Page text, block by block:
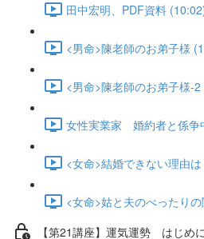
田中宏明、PDF資料
<男命>陳老師のお弟子様
<男命>陳老師のお弟子様-
女性実業家 婚約者と係争
<女命>結婚できない理由
<女命>姑と夫のべったり
【第21講座】運気運勢 はじめ